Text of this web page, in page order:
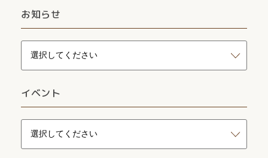
お知らせ
イベント